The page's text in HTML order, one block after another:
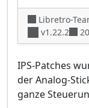
Libretro-
v1.22.2
IPS-Patches
der Analog-
ganze